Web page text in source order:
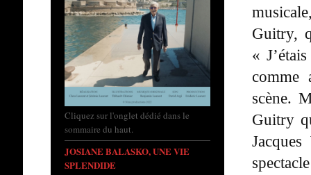
Guitry,
«
comme
scène.
Guitry
Cliquez sur l'onglet dédié dans le
sommaire du haut.
JOSIANE BALASKO, UNE VIE
SPLENDIDE